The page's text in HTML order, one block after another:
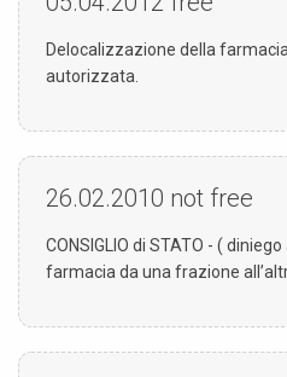
Delocalizzazione della
autorizzata.
26.02.2010 not free
CONSIGLIO di STATO - (
farmacia da una frazione